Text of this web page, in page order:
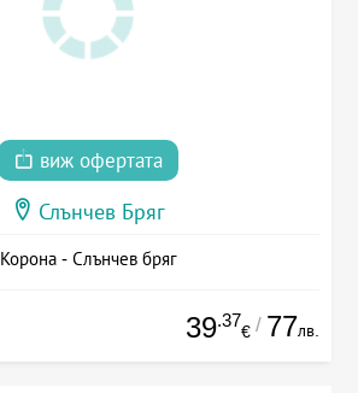
виж офертата
Слънчев Бряг
Корона - Слънчев бряг
39.37
€ / 77лв.